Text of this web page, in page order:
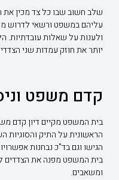
שלב חשוב שבו כל צד מכין
עליהם במשפט ורשאי לדרוש
ולענות על שאלות עובדתיות.
יותר את חוזק עמדות שני
קדם משפט
בית המשפט מקיים דיון קדם
הראשונית על התיק והסוגיות
הגישו וגם בד"כ נבחנות
בית המשפט מפנה את הצדדים
ומשאבים.